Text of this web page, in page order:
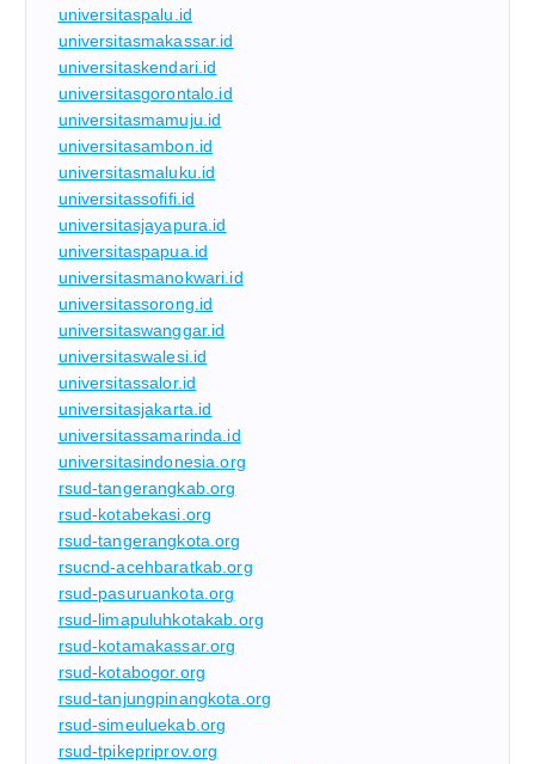
universitaspalu.id
universitasmakassar.id
universitaskendari.id
universitasgorontalo.id
universitasmamuju.id
universitasambon.id
universitasmaluku.id
universitassofifi.id
universitasjayapura.id
universitaspapua.id
universitasmanokwari.id
universitassorong.id
universitaswanggar.id
universitaswalesi.id
universitassalor.id
universitasjakarta.id
universitassamarinda.id
universitasindonesia.org
rsud-tangerangkab.org
rsud-kotabekasi.org
rsud-tangerangkota.org
rsucnd-acehbaratkab.org
rsud-pasuruankota.org
rsud-limapuluhkotakab.org
rsud-kotamakassar.org
rsud-kotabogor.org
rsud-tanjungpinangkota.org
rsud-simeuluekab.org
rsud-tpikepriprov.org